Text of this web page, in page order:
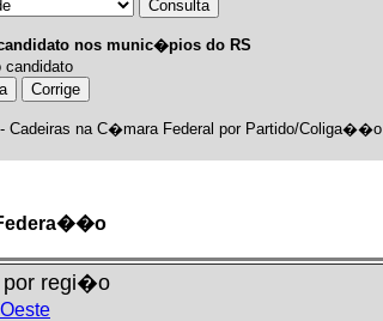
nos munic�pios do RS
candidato
- Cadeiras na C�mara Federal por Partido/Coliga��o
por regi�o